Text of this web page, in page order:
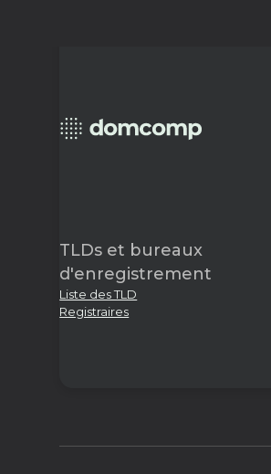
TLDs et bureaux
d'enregistrement
Liste des TLD
Registraires